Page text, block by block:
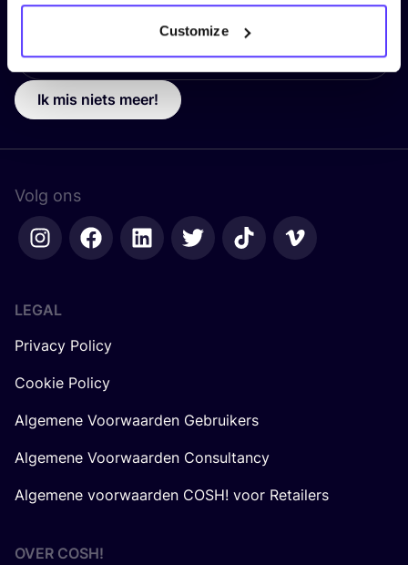
Customize
Ik mis niets meer!
Volg ons
LEGAL
Privacy Policy
Cookie Policy
Algemene Voorwaarden Gebruikers
Algemene Voorwaarden Consultancy
Algemene voorwaarden COSH! voor Retailers
OVER COSH!